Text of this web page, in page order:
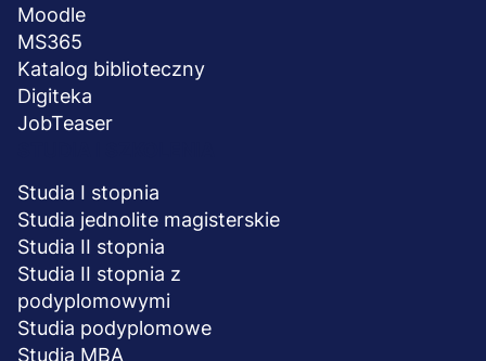
umowy. Jeżeli odmówisz podania swoich danych lub
podasz nieprawidłowe dane, nie będziemy mogli
zrealizować dla Ciebie usługi.
W JAKI SPOSÓB DOPASOWUJEMY USŁUGI DO TWOICH
będziemy przetwarzać w sposób zautomatyzowany, w
formie profilowania. Oznacza to, że dzięki analizie
podanych przez Ciebie danych przedstawimy ofertę
dopasowaną do Twoich potrzeb.
Moodle
MS365
Katalog biblioteczny
Digiteka
JobTeaser
Studia I stopnia
Studia jednolite magisterskie
Studia II stopnia
Studia II stopnia z
podyplomowymi
Studia podyplomowe
Studia MBA